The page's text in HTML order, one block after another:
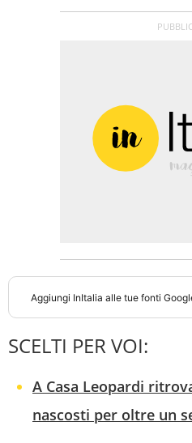
Aggiungi InItalia alle tue fonti
SCELTI PER VOI:
A Casa Leopardi
nascosti per oltre un